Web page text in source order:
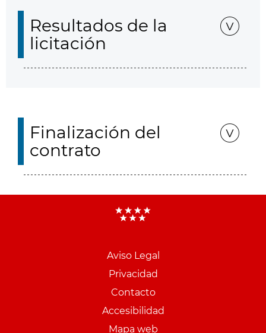
Resultados de la
licitación
Finalización del
contrato
Aviso Legal
Privacidad
Contacto
Accesibilidad
Mapa web